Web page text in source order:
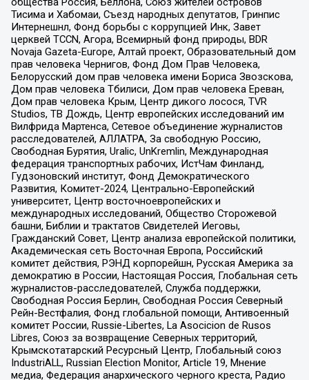
Тисима и Хабомаи, Съезд народных депутатов, Гринпис
Интернешнл, Фонд борьбы с коррупцией Инк, Завет
церквей TCCN, Агора, Всемирный фонд природы, BDR
Novaja Gazeta-Europe, Алтай проект, Образовательный дом
прав человека Чернигов, Фонд Дом Прав Человека,
Белорусский дом прав человека имени Бориса Звозскова,
Дом прав человека Тбилиси, Дом прав человека Ереван,
Дом прав человека Крым, Центр дикого лосося, TVR
Studios, ТВ Дождь, Центр европейских исследований им
Вилфрида Мартенса, Сетевое объединение журналистов
расследователей, АЛЛАТРА, За свободную Россию,
Свободная Бурятия, Uralic, UnKremlin, Международная
федерация транспортных рабочих, ИстЧам Финланд,
Гудзоновский институт, Фонд Демократического
Развития, Комитет-2024, Центрально-Европейский
университет, Центр восточноевропейских и
международных исследований, Общество Сторожевой
башни, Библии и трактатов Свидетелей Иеговы,
Гражданский Совет, Центр анализа европейской политики,
Академическая сеть Восточная Европа, Российский
комитет действия, РЭНД корпорейшн, Русская Америка за
демократию в России, Настоящая Россия, Глобальная сеть
журналистов-расследователей, Служба поддержки,
Свободная Россия Берлин, Свободная Россия Северный
Рейн-Вестфалия, Фонд глобальной помощи, Антивоенный
комитет России, Russie-Libertes, La Asocicion de Rusos
Libres, Союз за возвращение Северных территорий,
Крымскотатарский Ресурсный Центр, Глобальный союз
IndustriALL, Russian Election Monitor, Article 19, Мнение
медиа, Федерация анархического черного креста, Радио